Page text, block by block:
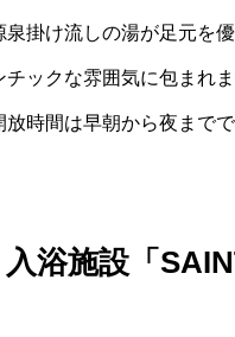
泉掛け流しの湯が足元を
チックな雰囲気に包まれ
放時間は早朝から夜まで
入浴施設「